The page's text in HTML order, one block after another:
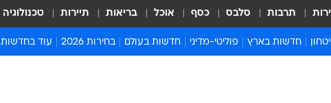
תרבות סלבס כסף אוכל בריאות תיירות טכנולוגיה
חדשות בארץ פוליטי-מדיני חדשות בעולם בחירות 2026 עוד בחדשות